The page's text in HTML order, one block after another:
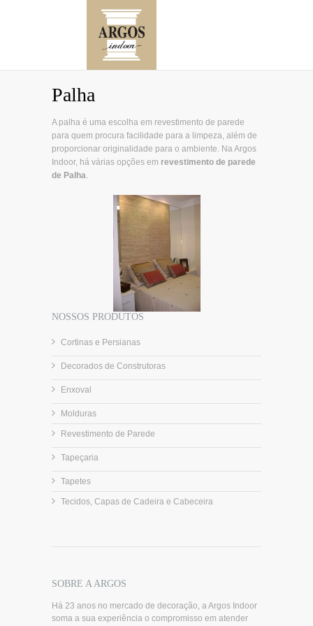
Palha
A palha é uma escolha em revestimento de parede
para quem procura facilidade para a limpeza, além de
proporcionar originalidade para o ambiente. Na Argos
Indoor, há várias opções em revestimento de parede
de Palha.
NOSSOS PRODUTOS
Cortinas e Persianas
Decorados de Construtoras
Enxoval
Molduras
Revestimento de Parede
Tapeçaria
Tapetes
Tecidos, Capas de Cadeira e Cabeceira
SOBRE A ARGOS
Há 23 anos no mercado de decoração, a Argos Indoor
soma a sua experiência o compromisso em atender